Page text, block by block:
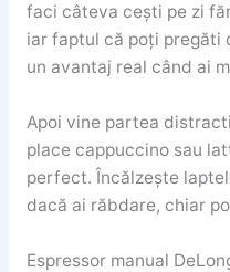
faci câteva cești pe zi
iar faptul că poți pregăti
un avantaj real când ai
Apoi vine partea
place cappuccino sau
perfect. Încălzește
dacă ai răbdare, chiar
Espressor manual